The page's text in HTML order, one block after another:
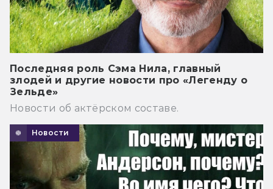
Последняя роль Сэма Нила, главный
злодей и другие новости про «Легенду о
Зельде»
Новости об актёрском составе.
Новости